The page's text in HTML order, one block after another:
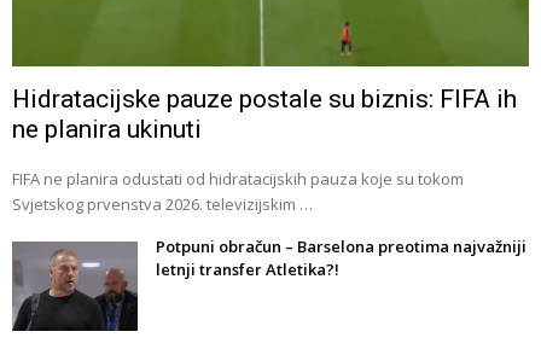
Hidratacijske pauze postale su biznis: FIFA ih
ne planira ukinuti
FIFA ne planira odustati od hidratacijskih pauza koje su tokom
Svjetskog prvenstva 2026. televizijskim …
Potpuni obračun – Barselona preotima najvažniji
letnji transfer Atletika?!